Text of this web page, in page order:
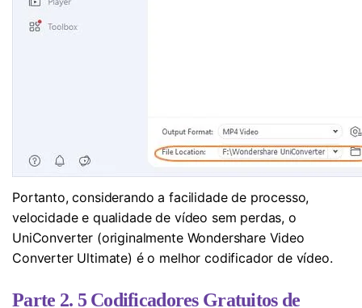
Portanto, considerando a facilidade de processo,
velocidade e qualidade de vídeo sem perdas, o
UniConverter (originalmente Wondershare Video
Converter Ultimate) é o melhor codificador de vídeo.
Parte 2. 5 Codificadores Gratuitos de